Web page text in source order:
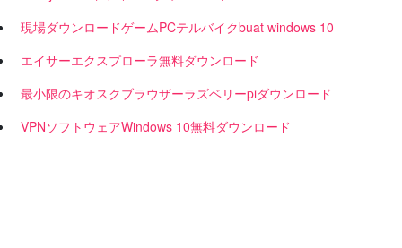
現場ダウンロードゲームPCテルバイクbuat windows 10
エイサーエクスプローラ無料ダウンロード
最小限のキオスクブラウザーラズベリーpiダウンロード
VPNソフトウェアWindows 10無料ダウンロード